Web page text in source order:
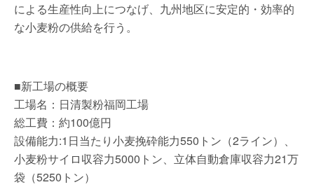
による生産性向上につなげ、九州地区に安定的・効率的
な小麦粉の供給を行う。
■新工場の概要
工場名：日清製粉福岡工場
総工費：約100億円
設備能力:1日当たり小麦挽砕能力550トン（2ライン）、
小麦粉サイロ収容力5000トン、立体自動倉庫収容力21万
袋（5250トン）